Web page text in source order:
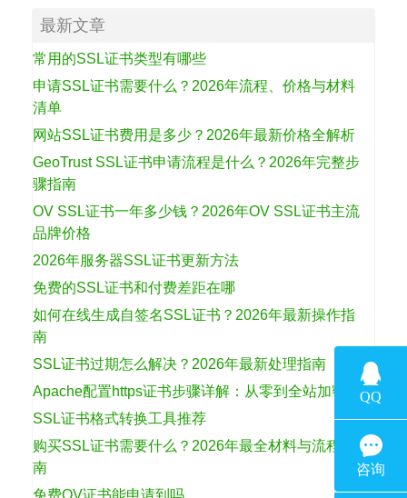
最新文章
常用的SSL证书类型有哪些
申请SSL证书需要什么？2026年流程、价格与材料
清单
网站SSL证书费用是多少？2026年最新价格全解析
GeoTrust SSL证书申请流程是什么？2026年完整步
骤指南
OV SSL证书一年多少钱？2026年OV SSL证书主流
品牌价格
2026年服务器SSL证书更新方法
免费的SSL证书和付费差距在哪
如何在线生成自签名SSL证书？2026年最新操作指
南
SSL证书过期怎么解决？2026年最新处理指南
Apache配置https证书步骤详解：从零到全站加密
SSL证书格式转换工具推荐
购买SSL证书需要什么？2026年最全材料与流程指
南
免费OV证书能申请到吗